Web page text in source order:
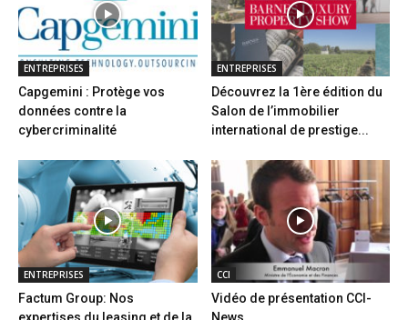
ENTREPRISES
Capgemini : Protège vos
données contre la
cybercriminalité
ENTREPRISES
Découvrez la 1ère édition du
Salon de l’immobilier
international de prestige...
ENTREPRISES
Factum Group: Nos
CCI
Vidéo de présentation CCI-